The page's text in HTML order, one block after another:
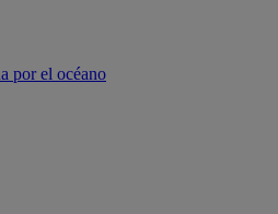
por el océano